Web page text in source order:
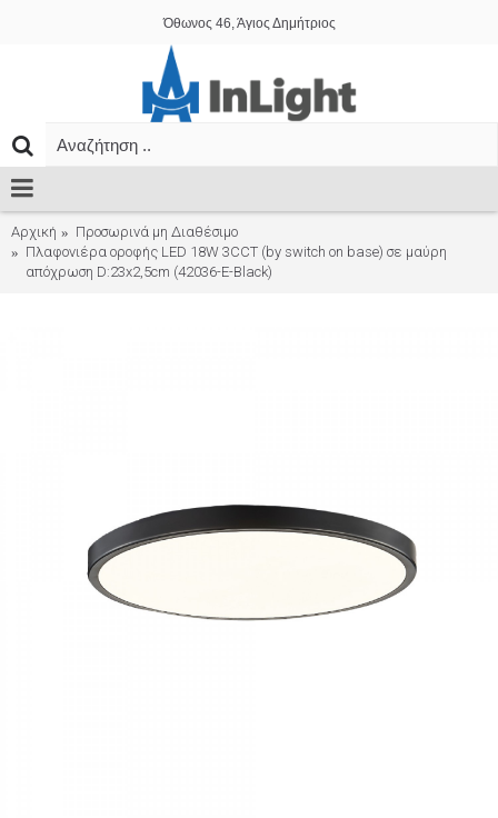
Όθωνος 46, Άγιος Δημήτριος
Αρχική
Προσωρινά μη Διαθέσιμο
Πλαφονιέρα οροφής LED 18W 3CCT (by switch on base) σε μαύρη
απόχρωση D:23x2,5cm (42036-E-Black)